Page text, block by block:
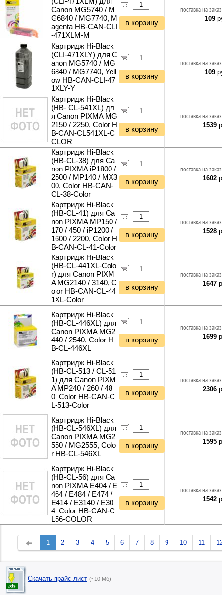
Canon MG5740 / M
G6840 / MG7740, M
agenta HB-CAN-CLI
-471XLM-M
в корзину
поставка на
109
Картридж Hi-Black
(CLI-471XLY) для C
anon MG5740 / MG
6840 / MG7740, Yell
ow HB-CAN-CLI-47
1XLY-Y
в корзину
поставка на
109
Картридж Hi-Black
(HB- CL-541XL) дл
я Canon PIXMA MG
2150 / 2250, Color H
B-CAN-CL541XL-C
OLOR
в корзину
поставка на
1539
Картридж Hi-Black
(HB-CL-38) для Ca
non PIXMA iP1800 /
2500 / MP140 / MX3
00, Color HB-CAN-
CL-38-Color
в корзину
поставка на
1602
Картридж Hi-Black
(HB-CL-41) для Ca
non PIXMA MP150 /
170 / 450 / iP1200 /
1600 / 2200, Color H
B-CAN-CL-41-Color
в корзину
поставка на
1528
Картридж Hi-Black
(HB-CL-441XL-Colo
r) для Canon PIXM
A MG2140 / 3140, C
olor HB-CAN-CL-44
1XL-Color
в корзину
поставка на
1647
Картридж Hi-Black
(HB-CL-446XL) для
Canon PIXMA MG2
440 / 2540, Color H
B-CL-446XL
в корзину
поставка на
1699
Картридж Hi-Black
(HB-CL-513 / CL-51
1) для Canon PIXM
A MP240 / 260 / 48
0, Color HB-CAN-C
L-513-Color
в корзину
поставка на
2306
Картридж Hi-Black
(HB-CL-546XL) для
Canon PIXMA MG2
550 / MG2555, Colo
r HB-CL-546XL
в корзину
поставка на
1595
Картридж Hi-Black
(HB-CL-56) для Ca
non PIXMA E404 / E
464 / E484 / E474 /
E414 / E3140 / E30
4, Color HB-CAN-C
L56-COLOR
в корзину
поставка на
1542
1 2 3 4 5 6 7 8 9 10 11
Скачать прайс-лист (~10 Мб)